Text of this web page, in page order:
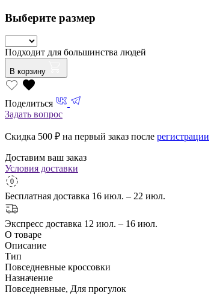
Выберите размер
Подходит для большинства людей
В корзину
Поделиться
Задать вопрос
Скидка 500 ₽ на первый заказ после регистрации
Доставим ваш заказ
Условия доставки
Бесплатная доставка 16 июл. – 22 июл.
Экспресс доставка 12 июл. – 16 июл.
О товаре
Описание
Тип
Повседневные кроссовки
Назначение
Повседневные, Для прогулок